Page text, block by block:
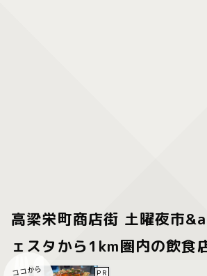
高梁栄町商店街 土曜夜市
ェスタから1km圏内の飲食
ココから